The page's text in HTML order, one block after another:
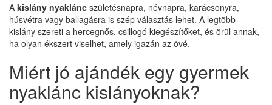
A kislány nyaklánc születésnapra, névnapra, karácsonyra,
húsvétra vagy ballagásra is szép választás lehet. A legtöbb
kislány szereti a hercegnős, csillogó kiegészítőket, és örül annak,
ha olyan ékszert viselhet, amely igazán az övé.
Miért jó ajándék egy gyermek
nyaklánc kislányoknak?